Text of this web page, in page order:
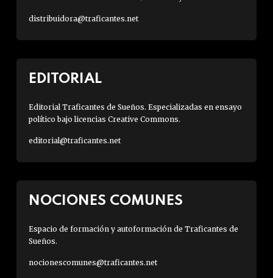
distribuidora@traficantes.net
EDITORIAL
Editorial Traficantes de Sueños. Especializadas en ensayo
político bajo licencias Creative Commons.
editorial@traficantes.net
NOCIONES COMUNES
Espacio de formación y autoformación de Traficantes de
Sueños.
nocionescomunes@traficantes.net